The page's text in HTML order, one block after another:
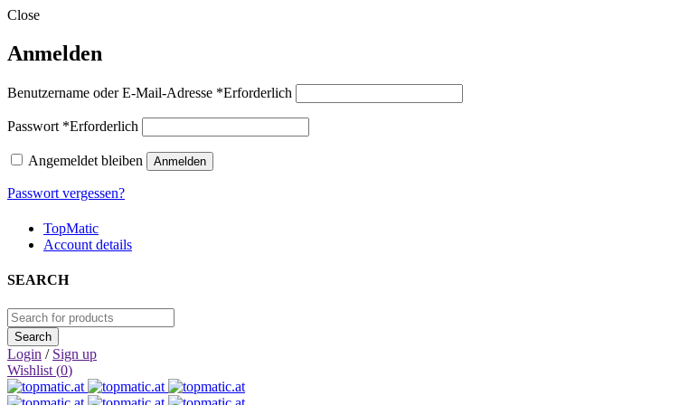
Close
Anmelden
Benutzername oder E-Mail-Adresse *Erforderlich
Passwort *Erforderlich
Angemeldet bleiben Anmelden
Passwort vergessen?
TopMatic
Account details
SEARCH
Login / Sign up
Wishlist (0)